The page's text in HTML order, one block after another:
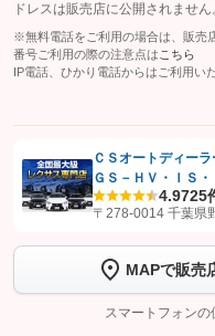
ドレスは販売店に公開されません
※無料電話をご利用の場合は、販売
番号ご利用の際の注意点は こちら
IP電話、ひかり電話からはご利用い
【STEP1】認証画面でグーネッ
します
【STEP2】 トーク画面で
完了してください。
ＣＳオートディー
ＧＳ－ＨＶ・ＩＳ
4.9725
〒278-0014 千葉県
MAPで販売
スマートフォン